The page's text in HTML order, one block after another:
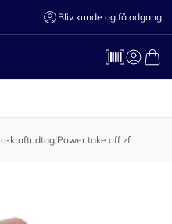
Ring til os
Bliv kunde og få adgang
kraftudtag/Power take off zf